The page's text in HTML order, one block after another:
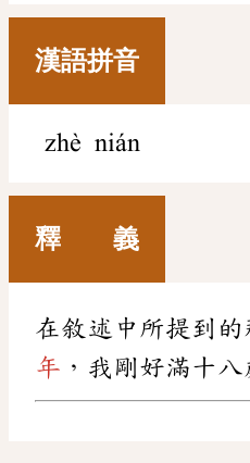
漢語拼音
zhè nián
釋 義
在敘述中所提到的
年 ，我剛好滿十八